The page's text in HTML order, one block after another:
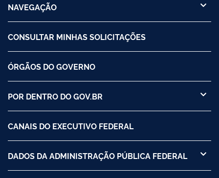
NAVEGAÇÃO
CONSULTAR MINHAS SOLICITAÇÕES
ÓRGÃOS DO GOVERNO
POR DENTRO DO GOV.BR
CANAIS DO EXECUTIVO FEDERAL
DADOS DA ADMINISTRAÇÃO PÚBLICA FEDERAL